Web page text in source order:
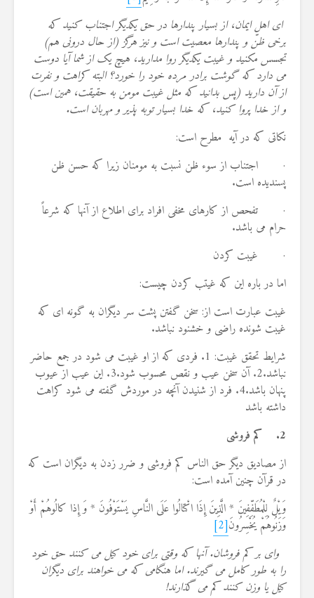
اى اهل ایمان، از بسیار پندارها در حق یکدیگر اجتناب کنید که
برخى ظنّ و پندارها معصیت است و نیز هرگز (از حال درونى هم)
تجسس مکنید و غیبت یکدیگر روا مدارید، هیچ یک از شما آیا دوست
مى ‏دارد که گوشت برادر مرده خود را خورد؟ البته کراهت و نفرت
از آن دارید (پس بدانید که مثل غیبت مومن به حقیقت، همین است)
و از خدا پروا کنید، که خدا بسیار توبه پذیر و مهربان است.
نکاتی که در آیه مطرح است:
· اجتناب از سوء ظن نسبت به مومنان زیرا که حسن ظن
پسندیده است.
· تفحص از کارهاى مخفی افراد براى اطلاع از آنها که شرعاً
حرام می باشد.
· غیبت کردن
اما در باره این که غیتب کردن چیست:
غیبت عبارت است از: سخن گفتن پشت سر دیگران به گونه ای که
غیبت شونده راضی و خشنود نباشد.
شرایط تحقق غیبت: 1. فردی که از او غیبت می شود در جمع حاضر
نباشد.2. آن سخن عیب و نقص محسوب شود.3. این عیب از عیوب
پنهان باشد.4. فرد از شنیدن آنچه در موردش گفته می شود کراهت
داشته باشد
2.
کم فروشی
از مصادیق دیگر حق الناس کم فروشی و ضرر زدن به دیگران است که
در قرآن چنین آمده است:
وَیْلٌ لِلْمُطَفِّفِینَ * الَّذِینَ إِذَا اکْتالُوا عَلَى النَّاسِ یَسْتَوْفُونَ * وَ إِذا کالُوهُمْ أَوْ
وَزَنُوهُمْ یُخْسِرُونَ[2]
واى بر کم فروشان. آنها که وقتى براى خود کیل مى ‏کنند حق خود
را به طور کامل مى ‏گیرند. اما هنگامى که مى‏ خواهند براى دیگران
کیل یا وزن کنند کم مى ‏گذارند!